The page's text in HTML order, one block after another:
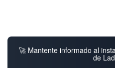
🚀 Mantente informado al
de